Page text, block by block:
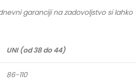
garanciji na zadovoljstvo si lahko
UNI (od 38 do 44)
86-110